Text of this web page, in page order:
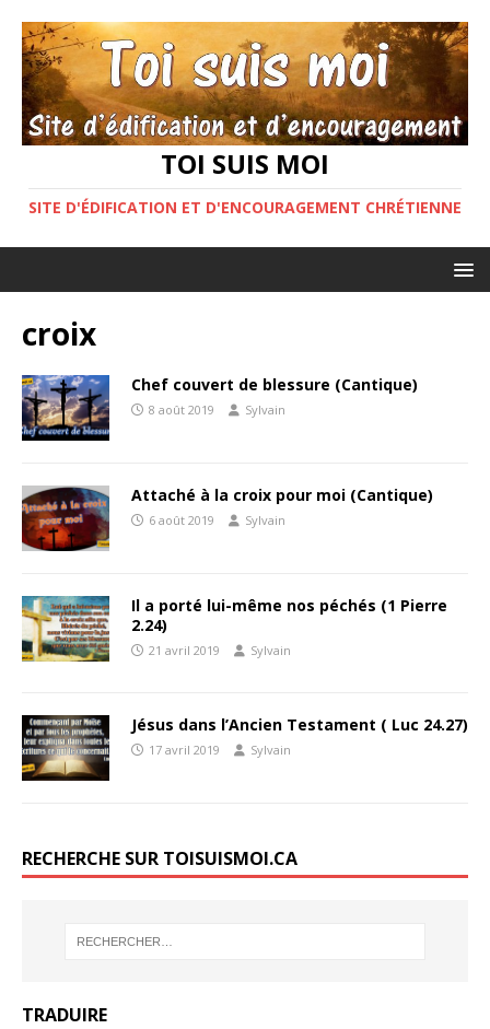
TOI SUIS MOI
SITE D'ÉDIFICATION ET D'ENCOURAGEMENT CHRÉTIENNE
croix
Chef couvert de blessure (Cantique)
8 août 2019 Sylvain
Attaché à la croix pour moi (Cantique)
6 août 2019 Sylvain
Il a porté lui-même nos péchés (1 Pierre
2.24)
21 avril 2019 Sylvain
Jésus dans l’Ancien Testament ( Luc 24.27)
17 avril 2019 Sylvain
RECHERCHE SUR TOISUISMOI.CA
TRADUIRE